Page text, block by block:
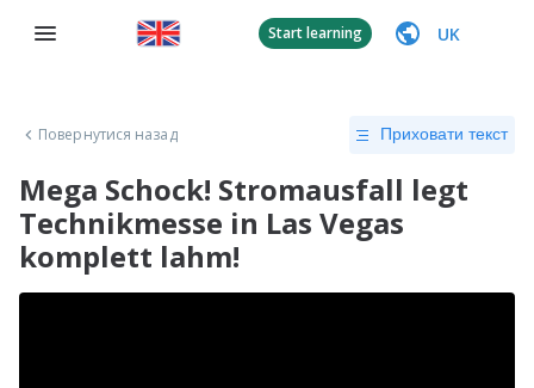
Start learning UK
Повернутися назад Приховати текст
Mega Schock! Stromausfall legt
Technikmesse in Las Vegas
komplett lahm!